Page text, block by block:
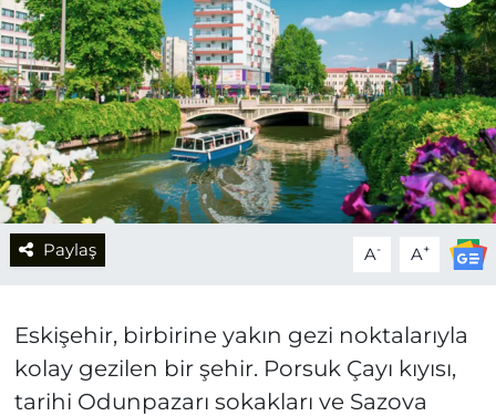
Paylaş A- A+
Eskişehir, birbirine yakın gezi noktalarıyla
kolay gezilen bir şehir. Porsuk Çayı kıyısı,
tarihi Odunpazarı sokakları ve Sazova